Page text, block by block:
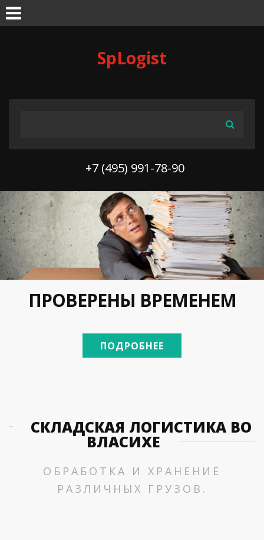
SpLogist
+7 (495) 991-78-90
ВЗВЕШЕННОЕ РЕШЕНИЕ
ПОДРОБНЕЕ
КОНСУЛЬТАЦИИ
МЫ РЯДОМ
ПОДРОБНЕЕ
ПРОВЕРЕНЫ ВРЕМЕНЕМ
ПОДРОБНЕЕ
СКЛАДСКАЯ ЛОГИСТИКА ВО
ВЛАСИХЕ
ОБРАБОТКА И ХРАНЕНИЕ
РАЗЛИЧНЫХ ГРУЗОВ.